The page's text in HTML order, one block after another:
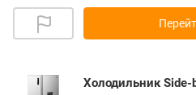
Холодильник Side-